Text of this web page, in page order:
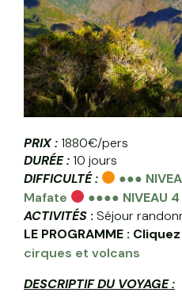
PRIX : 1880€/pers
DURÉE : 10 jours
DIFFICULTÉ :
●●●
Mafate
●●●● NIVEAU
ACTIVITÉS : Séjour
LE PROGRAMME :
cirques et volcans
DESCRIPTIF DU VOYAGE: